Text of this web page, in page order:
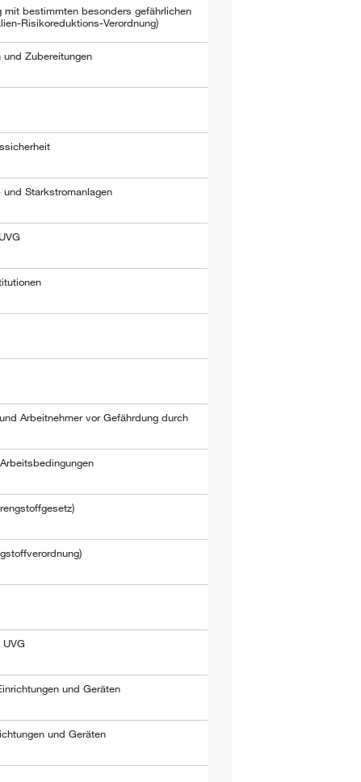
mit bestimmten besonders gefährlichen
Risikoreduktions-Verordnung)
und Zubereitungen
Starkstromanlagen
Arbeitnehmer vor Gefährdung durch
und Geräten
und Geräten